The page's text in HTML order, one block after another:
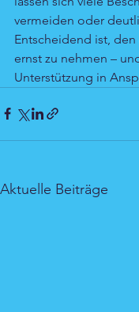
vermeiden oder
Entscheidend ist,
ernst zu nehmen –
Unterstützung in
Aktuelle Beiträge